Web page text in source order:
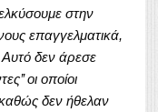
στην
επαγγελματικά,
Αυτό δεν άρεσε
οι οποίοι
δεν ήθελαν